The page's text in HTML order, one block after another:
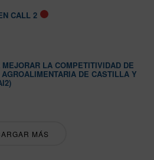
CALL 2
LA COMPETITIVIDAD DE
DE CASTILLA Y
MÁS